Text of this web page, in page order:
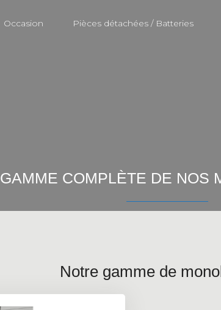
Occasion Pièces détachées / Batteries
GAMME COMPLÈTE DE NOS
Notre gamme de